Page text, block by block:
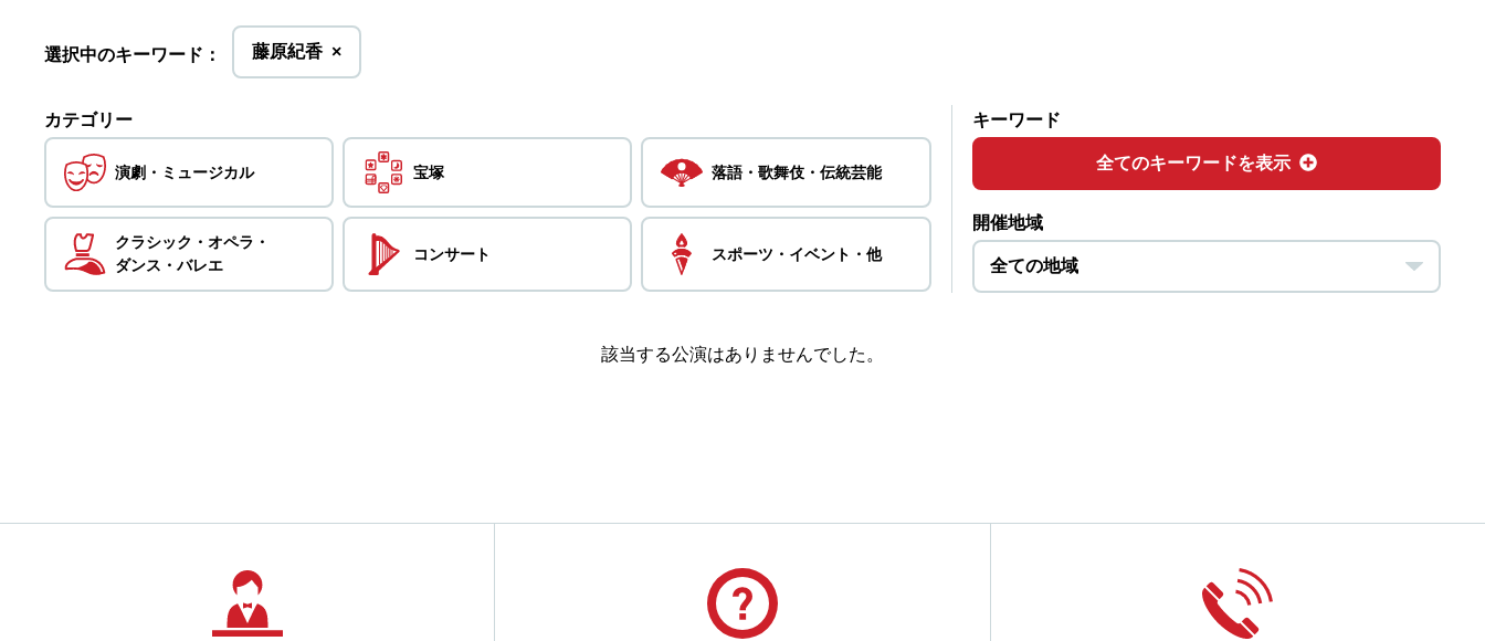
選択中のキーワード： 藤原紀香を
削
×
カテゴリー
演劇・ ミュージカル 宝塚 落語・歌舞伎・伝統芸能
クラシック・ オペラ・
ダンス・ バレエ
コンサート スポーツ・ イベント・他
開催地域
キーワード
全てのキーワードを表示
該当する公演はありませんでした。